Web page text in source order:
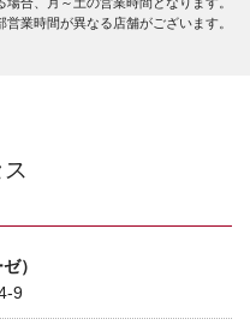
業時間が異なる店舗がございます。
）
9